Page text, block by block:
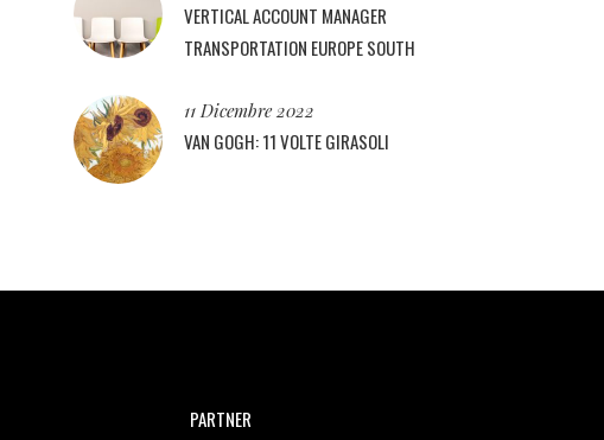
VERTICAL ACCOUNT MANAGER
TRANSPORTATION EUROPE SOUTH
11 Dicembre 2022
VAN GOGH: 11 VOLTE GIRASOLI
PARTNER